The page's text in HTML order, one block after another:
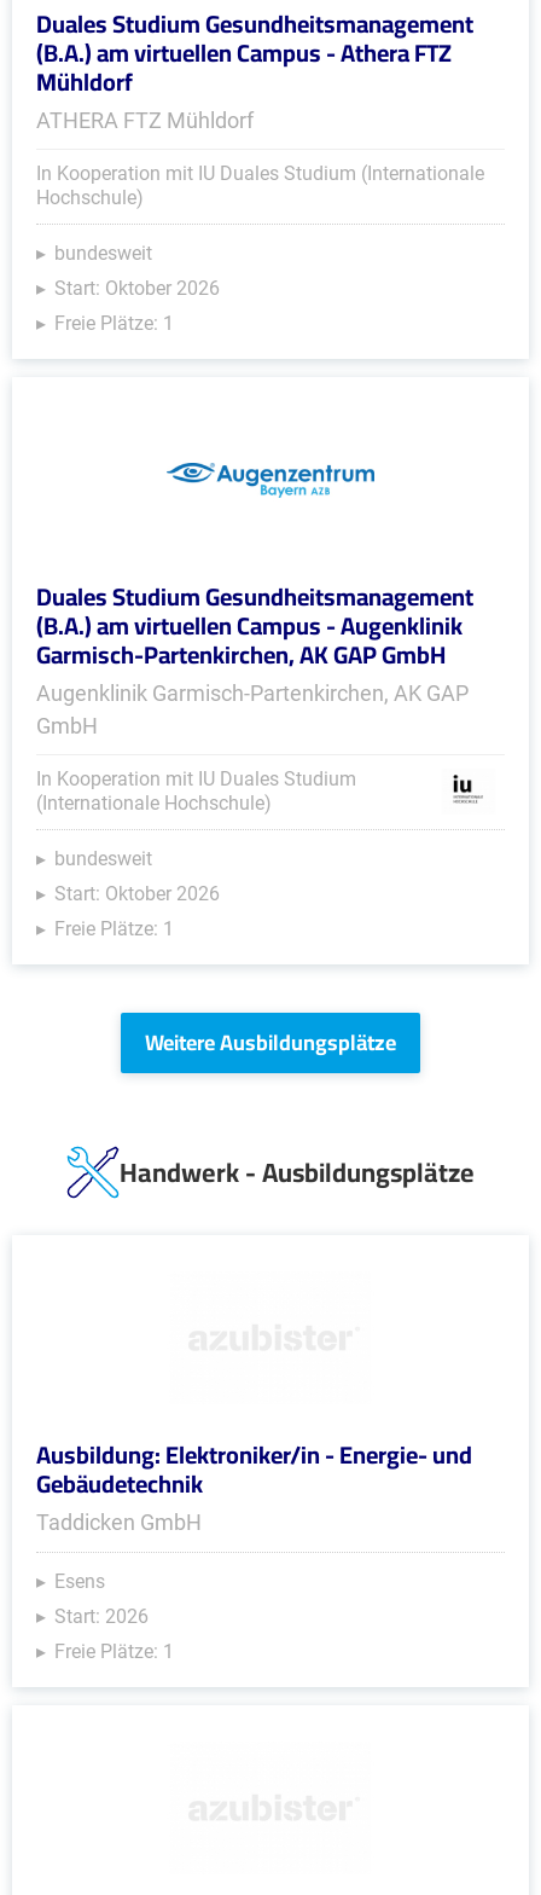
Duales Studium Gesundheitsmanagement
(B.A.) am virtuellen Campus - Athera FTZ
Mühldorf
ATHERA FTZ Mühldorf
In Kooperation mit IU Duales Studium (Internationale
Hochschule)
bundesweit
Start: Oktober 2026
Freie Plätze: 1
Duales Studium Gesundheitsmanagement
(B.A.) am virtuellen Campus - Augenklinik
Garmisch-Partenkirchen, AK GAP GmbH
Augenklinik Garmisch-Partenkirchen, AK GAP
GmbH
In Kooperation mit IU Duales Studium
(Internationale Hochschule)
bundesweit
Start: Oktober 2026
Freie Plätze: 1
Weitere Ausbildungsplätze
Handwerk - Ausbildungsplätze
Ausbildung: Elektroniker/in - Energie- und
Gebäudetechnik
Taddicken GmbH
Esens
Start: 2026
Freie Plätze: 1